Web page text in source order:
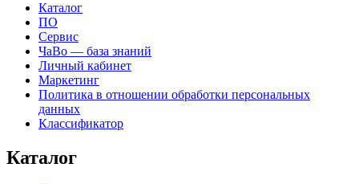
Каталог
ПО
Сервис
ЧаВо — база знаний
Личный кабинет
Маркетинг
Политика в отношении обработки персональных
данных
Классификатор
Каталог